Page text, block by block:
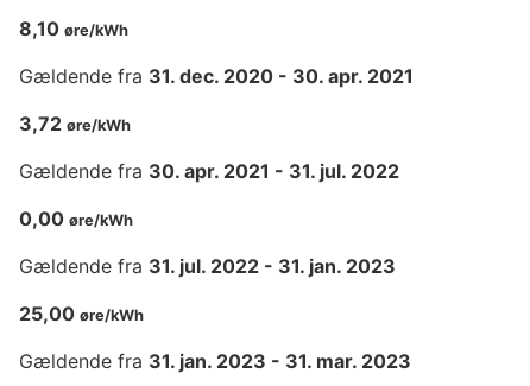
8,10 øre/kWh
Gældende fra 31. dec. 2020 - 30. apr. 2021
3,72 øre/kWh
Gældende fra 30. apr. 2021 - 31. jul. 2022
0,00 øre/kWh
Gældende fra 31. jul. 2022 - 31. jan. 2023
25,00 øre/kWh
Gældende fra 31. jan. 2023 - 31. mar. 2023